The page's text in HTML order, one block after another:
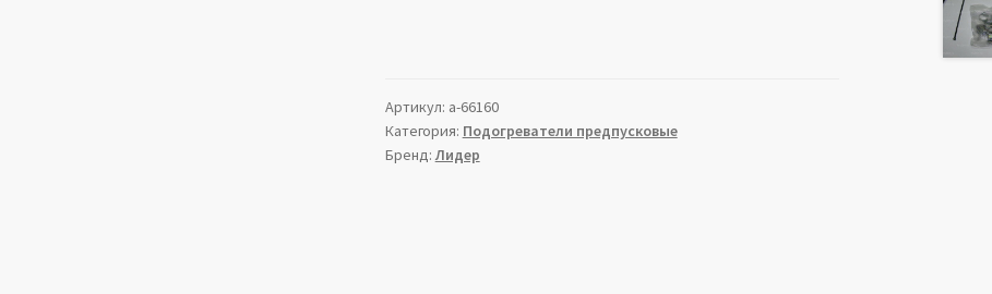
Артикул: a-66160
Категория: Подогреватели предпусковые
Бренд:Лидер